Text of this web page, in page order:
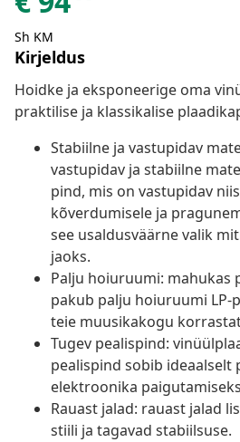
Sh KM
Kirjeldus
Hoidke ja eksponeerige oma
praktilise ja klassikalise
Stabiilne ja vastupidav
vastupidav ja stabiilne
pind, mis on vastupidav
kõverdumisele ja
see usaldusväärne valik
jaoks.
Palju hoiuruumi: mahukas
pakub palju hoiuruumi LP-
teie muusikakogu
Tugev pealispind:
pealispind sobib ideaalselt
elektroonika
Rauast jalad: rauast jalad
stiili ja tagavad stabiilsuse.